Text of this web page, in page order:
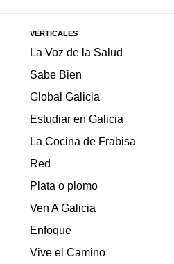
VERTICALES
La Voz de la Salud
Sabe Bien
Global Galicia
Estudiar en Galicia
La Cocina de Frabisa
Red
Plata o plomo
Ven A Galicia
Enfoque
Vive el Camino